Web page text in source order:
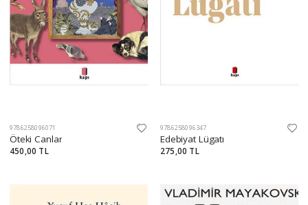
9786258096071
Öteki Canlar
450,00 TL
9786258096347
Edebiyat Lügatı
275,00 TL